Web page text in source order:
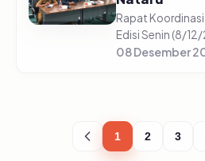
Rapat
Edisi Senin (8/
Pusat Statistik,
08 Desember
1 2 3